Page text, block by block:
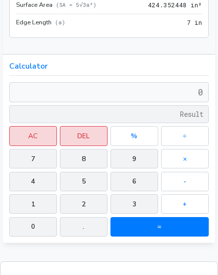
Surface Area ( SA = 5√3a² ) 424.352448 in²
Edge Length ( a ) 7 in
Calculator
AC DEL % ÷
7 8 9 ×
4 5 6 -
1 2 3 +
0 . =